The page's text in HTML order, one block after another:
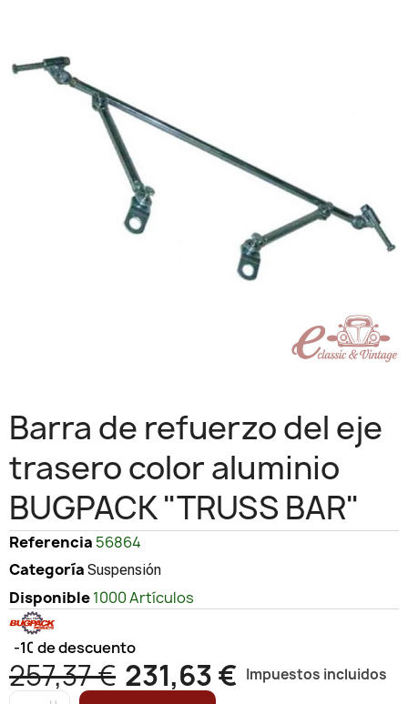
Barra de refuerzo del eje
trasero color aluminio
BUGPACK "TRUSS BAR"
Referencia 56864
Categoría Suspensión
Disponible1000 Artículos
-10%de descuento
257,37 € 231,63 € Impuestos incluidos